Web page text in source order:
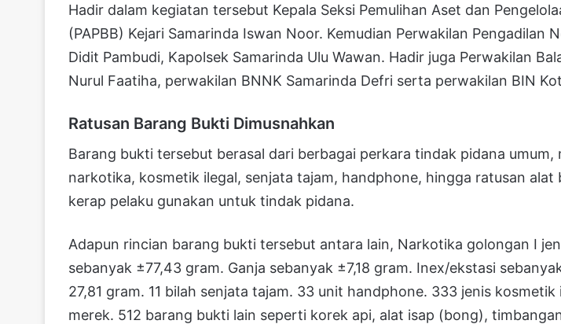
Hadir dalam kegiatan tersebut Kepala Seksi Pemulihan Aset dan
(PAPBB) Kejari Samarinda Iswan Noor. Kemudian Perwakilan Pengadilan
Didit Pambudi, Kapolsek Samarinda Ulu Wawan. Hadir juga Perwakilan
Nurul Faatiha, perwakilan BNNK Samarinda Defri serta perwakilan BIN
Ratusan Barang Bukti Dimusnahkan
Barang bukti tersebut berasal dari berbagai perkara tindak pidana umum,
narkotika, kosmetik ilegal, senjata tajam, handphone, hingga ratusan alat
kerap pelaku gunakan untuk tindak pidana.
Adapun rincian barang bukti tersebut antara lain, Narkotika golongan I
sebanyak ±77,43 gram. Ganja sebanyak ±7,18 gram. Inex/ekstasi
27,81 gram. 11 bilah senjata tajam. 33 unit handphone. 333 jenis kosmetik
merek. 512 barang bukti lain seperti korek api, alat isap (bong),